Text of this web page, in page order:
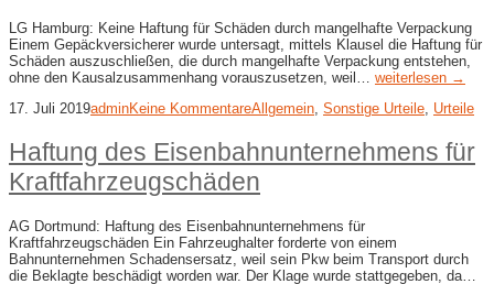
LG Hamburg: Keine Haftung für Schäden durch mangelhafte Verpackung
Einem Gepäckversicherer wurde untersagt, mittels Klausel die Haftung für
Schäden auszuschließen, die durch mangelhafte Verpackung entstehen,
ohne den Kausalzusammenhang vorauszusetzen, weil… weiterlesen →
17. Juli 2019adminKeine KommentareAllgemein, Sonstige Urteile, Urteile
Haftung des Eisenbahnunternehmens für
Kraftfahrzeugschäden
AG Dortmund: Haftung des Eisenbahnunternehmens für
Kraftfahrzeugschäden Ein Fahrzeughalter forderte von einem
Bahnunternehmen Schadensersatz, weil sein Pkw beim Transport durch
die Beklagte beschädigt worden war. Der Klage wurde stattgegeben, da…